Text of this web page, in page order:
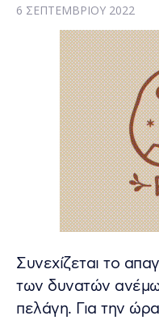
6 ΣΕΠΤΕΜΒΡΊΟΥ 2022
Συνεχίζεται το
των δυνατών
πελάγη. Για την